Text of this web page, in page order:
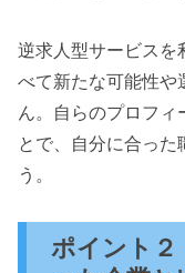
逆求人型サービスを
べて新たな可能性や
ん。自らのプロフィ
とで、自分に合った
う。
ポイント２